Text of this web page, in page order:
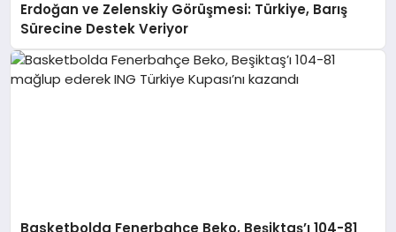
Erdoğan ve Zelenskiy Görüşmesi: Türkiye, Barış
Sürecine Destek Veriyor
Basketbolda Fenerbahçe Beko, Beşiktaş’ı 104-81